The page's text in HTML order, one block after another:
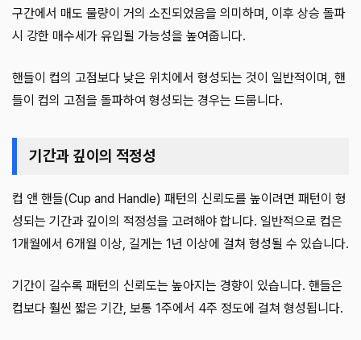
구간에서 매도 물량이 거의 소진되었음을 의미하며, 이후 상승 돌파
시 강한 매수세가 유입될 가능성을 높여줍니다.
핸들이 컵의 고점보다 낮은 위치에서 형성되는 것이 일반적이며, 핸
들이 컵의 고점을 돌파하여 형성되는 경우는 드뭅니다.
기간과 깊이의 적정성
컵 앤 핸들(Cup and Handle) 패턴의 신뢰도를 높이려면 패턴이 형
성되는 기간과 깊이의 적정성을 고려해야 합니다. 일반적으로 컵은
1개월에서 6개월 이상, 길게는 1년 이상에 걸쳐 형성될 수 있습니다.
기간이 길수록 패턴의 신뢰도는 높아지는 경향이 있습니다. 핸들은
컵보다 훨씬 짧은 기간, 보통 1주에서 4주 정도에 걸쳐 형성됩니다.